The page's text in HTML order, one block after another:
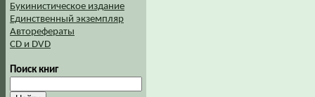
Букинистическое издание
Единственный экземпляр
Авторефераты
CD и DVD
Поиск книг